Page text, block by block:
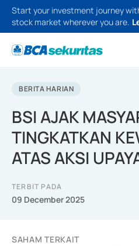
Start your investment journey
stock market wherever you are.
BERITA HARIAN
BSI AJAK
TINGKATKAN
ATAS AKSI
TERBIT PADA
09 December 2025
SAHAM TERKAIT